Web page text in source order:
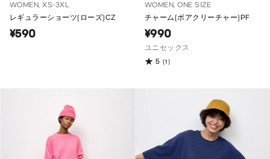
WOMEN, XS-3XL
レギュラーショーツ(ローズ)CZ
¥590
WOMEN, ONE SIZE
チャーム(ボアクリーチャー)PF
¥990
ユニセックス
5 (1)